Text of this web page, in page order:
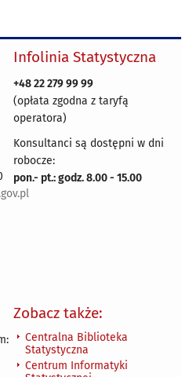
Infolinia Statystyczna
+48 22 279 99 99
(opłata zgodna z taryfą
operatora)
Konsultanci są dostępni w dni
robocze:
pon.- pt.: godz. 8.00 - 15.00
Zobacz także:
Centralna Biblioteka
Statystyczna
Centrum Informatyki